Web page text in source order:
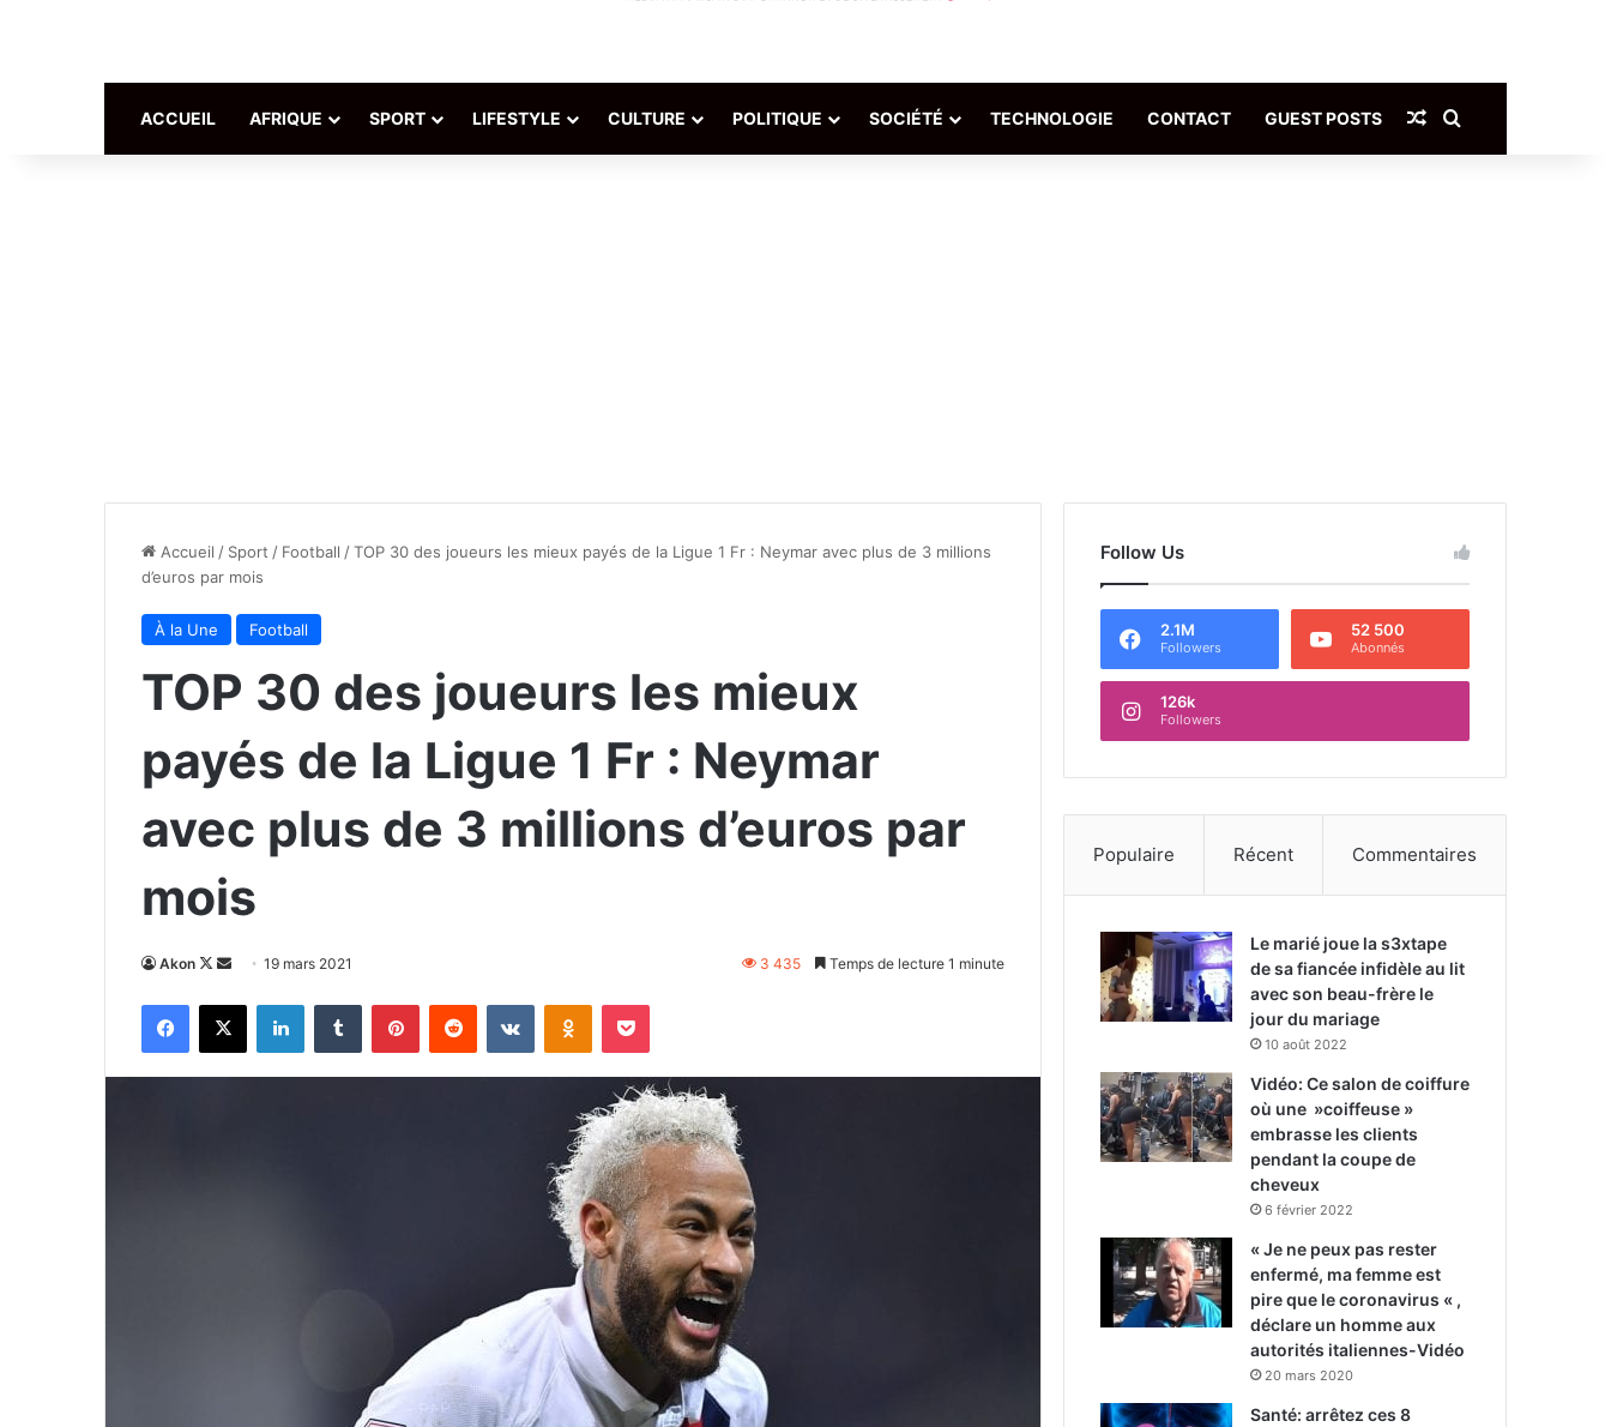
ACCUEIL AFRIQUE SPORT LIFESTYLE CULTURE POLITIQUE SOCIÉTÉ TECHNOLOGIE CONTACT GUEST POSTS Article Aléatoire
Accueil / Sport / Football /TOP 30 des joueurs les mieux payés de la Ligue 1 Fr : Neymar avec plus de 3 millions
d’euros par mois
À la Une Football
TOP 30 des joueurs les mieux
payés de la Ligue 1 Fr : Neymar
avec plus de 3 millions d’euros par
mois
Akon
Follow
X
Envoyer
courriel
19 mars 2021 3 435 Temps de lecture 1 minute
Facebook
X LinkedinTumblr PinterestReddit VKontakteOdnoklassniki
Pocket
Follow Us
2.1M
Followers
52 500
Abonnés
126k
Followers
Populaire Récent Commentaires
Le marié joue la s3xtape
de sa fiancée infidèle au lit
avec son beau-frère le
jour du mariage
10 août 2022
Vidéo: Ce salon de coiffure
où une »coiffeuse »
embrasse les clients
pendant la coupe de
cheveux
6 février 2022
« Je ne peux pas rester
enfermé, ma femme est
pire que le coronavirus « ,
déclare un homme aux
autorités italiennes-Vidéo
20 mars 2020
Santé: arrêtez ces 8